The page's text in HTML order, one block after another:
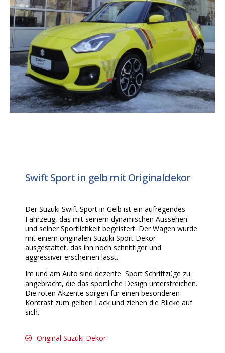
Swift Sport in gelb mit Originaldekor
Der Suzuki Swift Sport in Gelb ist ein aufregendes
Fahrzeug, das mit seinem dynamischen Aussehen
und seiner Sportlichkeit begeistert. Der Wagen wurde
mit einem originalen Suzuki Sport Dekor
ausgestattet, das ihn noch schnittiger und
aggressiver erscheinen lässt.
Im und am Auto sind dezente Sport Schriftzüge zu
angebracht, die das sportliche Design unterstreichen.
Die roten Akzente sorgen für einen besonderen
Kontrast zum gelben Lack und ziehen die Blicke auf
sich.
Original Suzuki Dekor